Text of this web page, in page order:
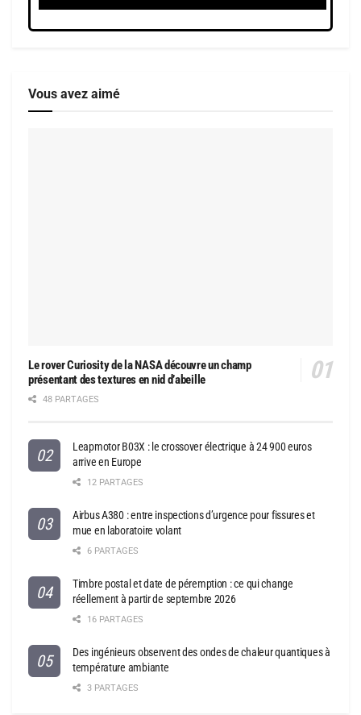
Vous avez aimé
Le rover Curiosity de la NASA découvre un champ
présentant des textures en nid d’abeille
48 PARTAGES
Leapmotor B03X : le crossover électrique à 24 900 euros
arrive en Europe
12 PARTAGES
Airbus A380 : entre inspections d’urgence pour fissures et
mue en laboratoire volant
6 PARTAGES
Timbre postal et date de péremption : ce qui change
réellement à partir de septembre 2026
16 PARTAGES
Des ingénieurs observent des ondes de chaleur quantiques à
température ambiante
3 PARTAGES